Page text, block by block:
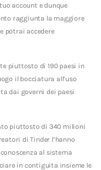
account e dunque
raggiunta la maggiore
potrai accedere
piuttosto di 190 paesi in
il bocciatura all’uso
dai governi dei paesi
piuttosto di 340 milioni
di Tinder l’hanno
al sistema
in contiguita insieme le